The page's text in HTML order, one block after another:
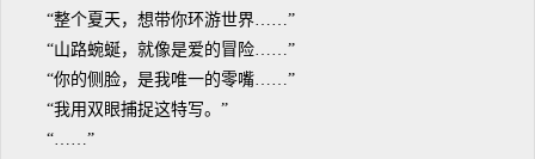
“整个夏天，想带你环游世界……”
“山路蜿蜒，就像是爱的冒险……”
“你的侧脸，是我唯一的零嘴……”
“我用双眼捕捉这特写。”
“……”